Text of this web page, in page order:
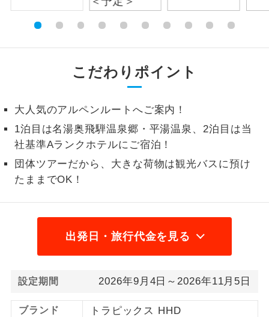
こだわりポイント
大人気のアルペンルートへご案内！
1泊目は名湯奥飛騨温泉郷・平湯温泉、2泊目は当
社基準Aランクホテルにご宿泊！
団体ツアーだから、大きな荷物は観光バスに預け
たままでOK！
出発日・旅行代金を見る
設定期間 2026年9月4日～2026年11月5日
ブランド トラピックス HHD
全てのお食事が付いていますので、お食
く）
だけます。
ホン
をじっくり聞くことができます。
1名様催行
1名様から出発可能な個人型プランで
す。
2名様催行
1名様1室同代
1名様1室利用でも追加料金がかからない
ご夫婦限定
す。